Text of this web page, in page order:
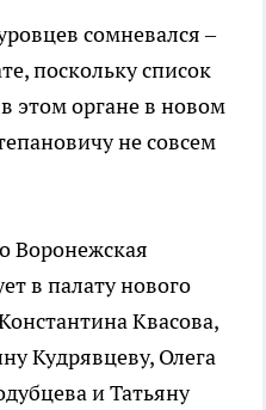
сомневался –
поскольку список
этом органе в новом
не совсем
Воронежская
в палату нового
Квасова,
Кудрявцеву, Олега
и Татьяну